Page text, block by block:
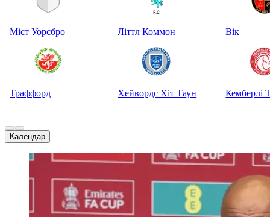
Міст Уорсбро
Траффорд
Літтл Коммон
Хейвордс Хіт Таун
Вік
Кемберлі
Календар